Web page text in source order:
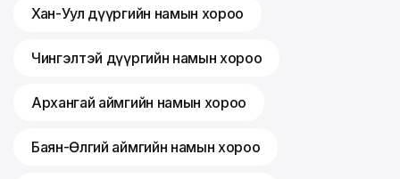
Хан-Уул дүүргийн намын хороо
Чингэлтэй дүүргийн намын хороо
Архангай аймгийн намын хороо
Баян-Өлгий аймгийн намын хороо